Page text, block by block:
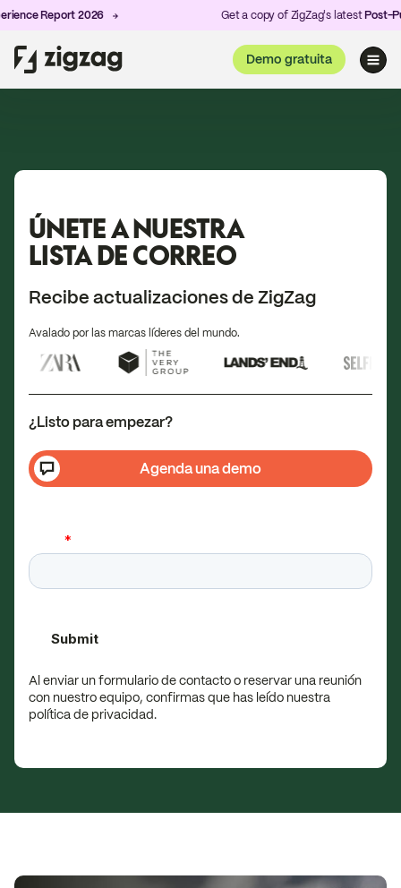
Report 2026 Get a copy of ZigZag's latestPost-
Demo gratuita
ÚNETE A NUESTRA
LISTA DE CORREO
Recibe actualizaciones de ZigZag
Avalado por las marcas líderes del mundo.
¿Listo para empezar?
Agenda una demo
Al enviar un formulario de contacto o reservar una reunión
con nuestro equipo, confirmas que has leído nuestra
política de privacidad.